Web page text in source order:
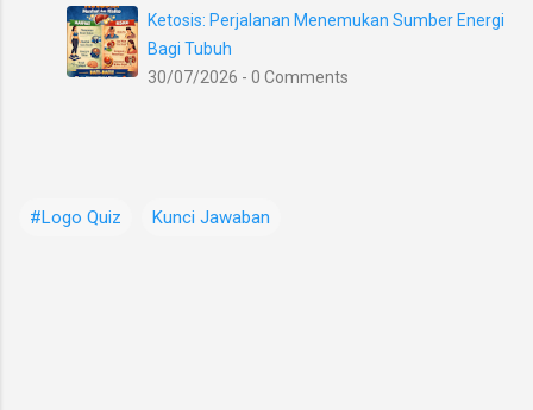
Ketosis: Perjalanan Menemukan Sumber Energi
Bagi Tubuh
30/07/2026 - 0 Comments
#Logo Quiz Kunci Jawaban